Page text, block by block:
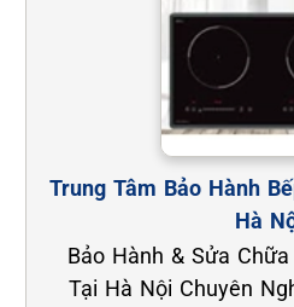
Trung Tâm Bảo Hành
Hà
Bảo Hành & Sửa
Tại Hà Nội Chuyên